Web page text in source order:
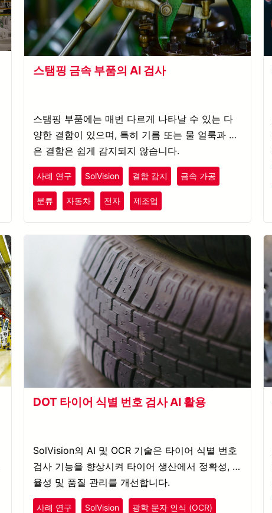
스탬핑 금속 부품의 AI 검사
스탬핑 부품에는 매번 다르게 나타날 수 있는 다
양한 결함이 있으며, 특히 기름 또는 물 얼룩과 같
은 결함은 쉽게 감지되지 않습니다.
사례 연구 SolVision 결함 감지 금속 가공
분류 자동차 전자 제조업
DOT 타이어 식별 번호 검사 AI 활용
SolVision의 AI 및 OCR 기술은 타이어 식별 번호
검사 기능을 향상시켜 타이어 생산에서 정확성, 효
율성 및 품질 관리를 개선합니다.
사례 연구 SolVision 광학 문자 인식 (OCR)